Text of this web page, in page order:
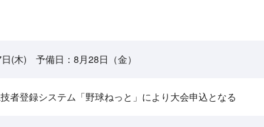
(木) 予備日：8月28日（金）
者登録システム「野球ねっと」により大会申込となる